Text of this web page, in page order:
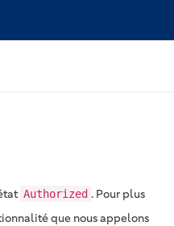
Authorized . Pour plus
que nous appelons